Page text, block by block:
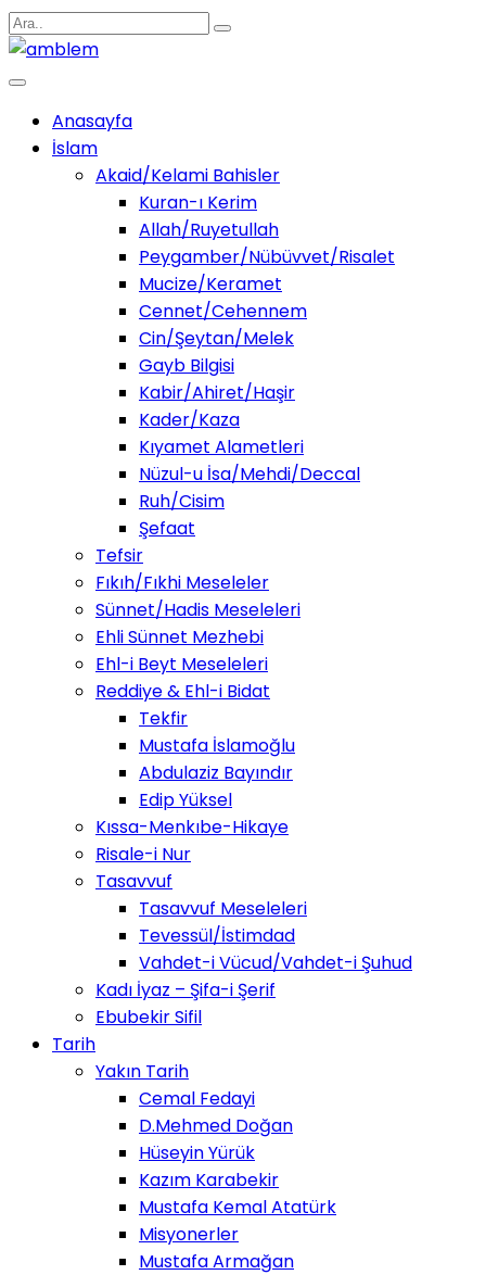
Anasayfa
İslam
Akaid/Kelami Bahisler
Kuran-ı Kerim
Allah/Ruyetullah
Peygamber/Nübüvvet/Risalet
Mucize/Keramet
Cennet/Cehennem
Cin/Şeytan/Melek
Gayb Bilgisi
Kabir/Ahiret/Haşir
Kader/Kaza
Kıyamet Alametleri
Nüzul-u İsa/Mehdi/Deccal
Ruh/Cisim
Şefaat
Tefsir
Fıkıh/Fıkhi Meseleler
Sünnet/Hadis Meseleleri
Ehli Sünnet Mezhebi
Ehl-i Beyt Meseleleri
Reddiye & Ehl-i Bidat
Tekfir
Mustafa İslamoğlu
Abdulaziz Bayındır
Edip Yüksel
Kıssa-Menkıbe-Hikaye
Risale-i Nur
Tasavvuf
Tasavvuf Meseleleri
Tevessül/İstimdad
Vahdet-i Vücud/Vahdet-i Şuhud
Kadı İyaz – Şifa-i Şerif
Ebubekir Sifil
Tarih
Yakın Tarih
Cemal Fedayi
D.Mehmed Doğan
Hüseyin Yürük
Kazım Karabekir
Mustafa Kemal Atatürk
Misyonerler
Mustafa Armağan